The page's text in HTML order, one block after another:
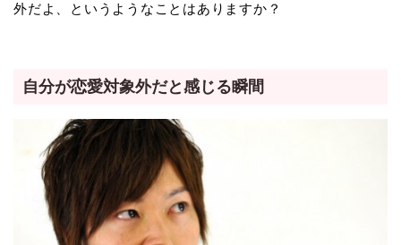
外だよ、というようなことはありますか？
自分が恋愛対象外だと感じる瞬間